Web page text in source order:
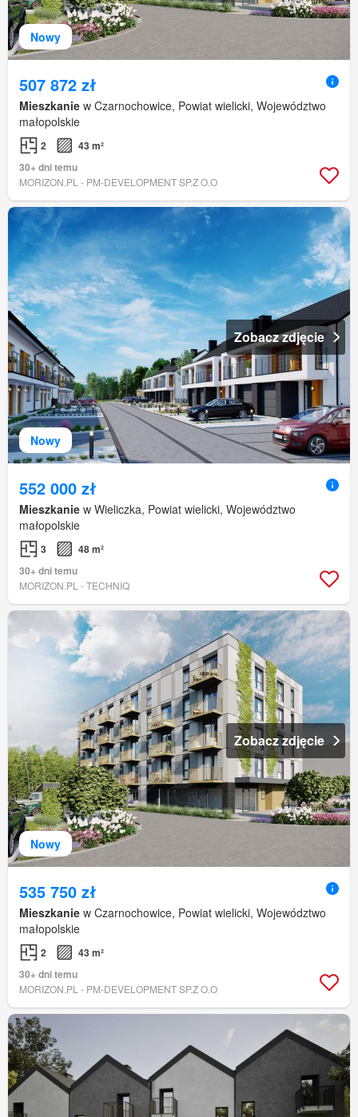
Nowy
507 872 zł
Mieszkanie w Czarnochowice, Powiat wielicki, Województwo
małopolskie
2
43 m²
30+ dni temu
MORIZON.PL - PM-DEVELOPMENT SP.Z O.O
Nowy
Zobacz zdjęcie
552 000 zł
Mieszkanie w Wieliczka, Powiat wielicki, Województwo
małopolskie
3
48 m²
30+ dni temu
MORIZON.PL - TECHNIQ
Nowy
Zobacz zdjęcie
535 750 zł
Mieszkanie w Czarnochowice, Powiat wielicki, Województwo
małopolskie
2
43 m²
30+ dni temu
MORIZON.PL - PM-DEVELOPMENT SP.Z O.O